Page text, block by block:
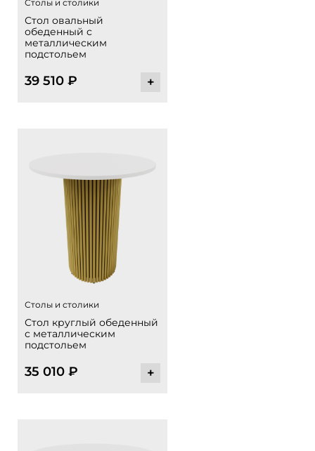
Столы и столики
Стол овальный
обеденный с
металлическим
подстольем
39 510 ₽ +
Столы и столики
Стол круглый обеденный
с металлическим
подстольем
35 010 ₽ +